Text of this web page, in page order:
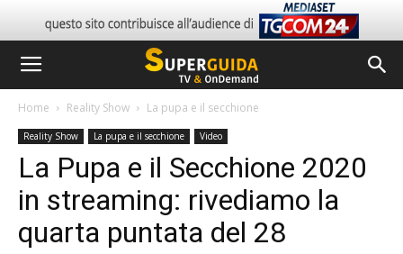
Home Reality Show La pupa e il secchione
Reality Show La pupa e il secchione Video
La Pupa e il Secchione 2020
in streaming: rivediamo la
quarta puntata del 28